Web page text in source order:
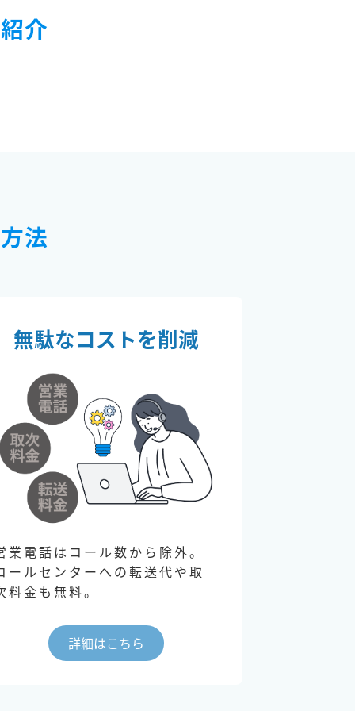
介
法
無駄なコストを削減
業電話はコール数から除外。
ールセンターへの転送代や取
料金も無料。
詳細はこちら